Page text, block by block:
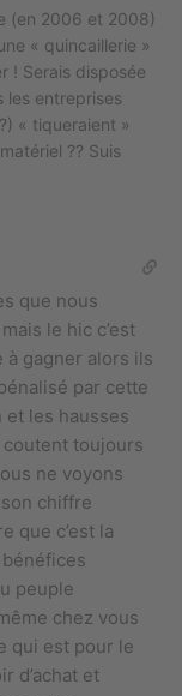
(en 2006 et 2008)
« quincaillerie »
! Serais disposée
les entreprises
« tiqueraient »
?? Suis
que nous
le hic c’est
à gagner alors ils
par cette
et les hausses
coutent toujours
ne voyons
chiffre
que c’est la
peuple
chez vous
qui est pour le
d’achat et